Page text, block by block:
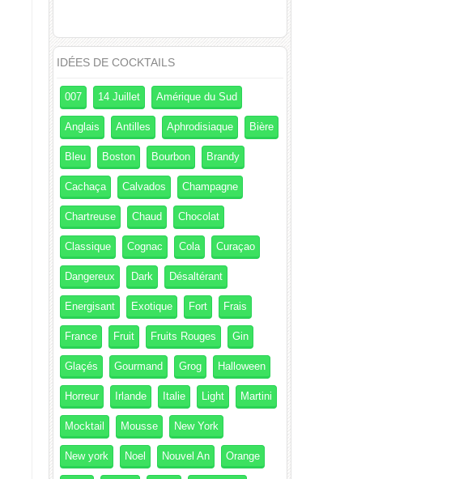
IDÉES DE COCKTAILS
007 14 Juillet Amérique du Sud
Anglais Antilles Aphrodisiaque Bière
Bleu Boston Bourbon Brandy
Cachaça Calvados Champagne
Chartreuse Chaud Chocolat
Classique Cognac Cola Curaçao
Dangereux Dark Désaltérant
Energisant Exotique Fort Frais
France Fruit Fruits Rouges Gin
Glaçés Gourmand Grog Halloween
Horreur Irlande Italie Light Martini
Mocktail Mousse New York
New york Noel Nouvel An Orange